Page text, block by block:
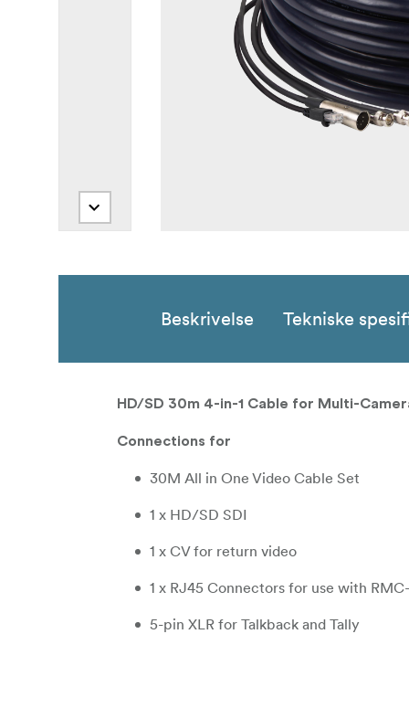
Beskrivelse Tekniske
HD/SD 30m 4-in-1 Cable for Multi-
Connections for
30M All in One Video Cable Set
1 x HD/SD SDI
1 x CV for return video
1 x RJ45 Connectors for use with
5-pin XLR for Talkback and Tally